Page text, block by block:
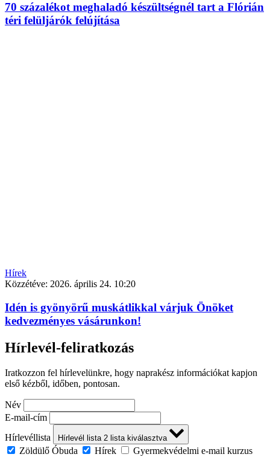
70 százalékot meghaladó készültségnél tart a Flórián
téri felüljárók felújítása
Hírek
Közzétéve: 2026. április 24. 10:20
Idén is gyönyörű muskátlikkal várjuk Önöket
kedvezményes vásárunkon!
Hírlevél-feliratkozás
Iratkozzon fel hírlevelünkre, hogy naprakész információkat kapjon
első kézből, időben, pontosan.
Név
E-mail-cím
Hírlevéllista
Hírlevél lista 2 lista kiválasztva
Zöldülő Óbuda Hírek
Gyermekvédelmi e-mail kurzus